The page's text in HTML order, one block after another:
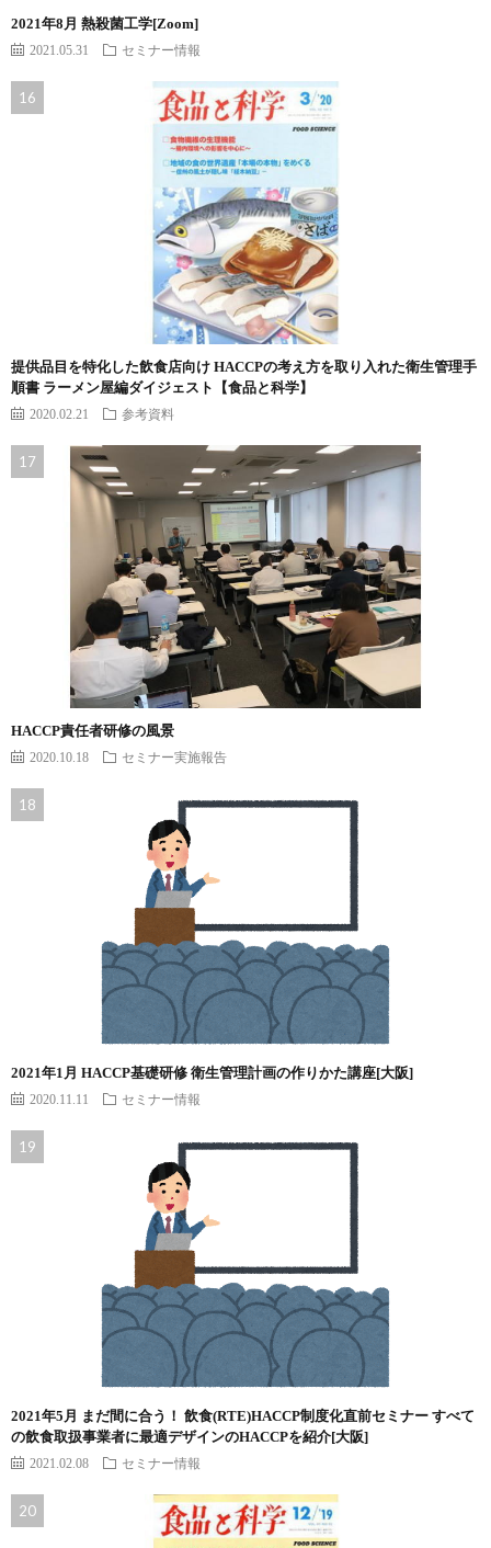
2021年8月 熱殺菌工学[Zoom]
2021.05.31 セミナー情報
提供品目を特化した飲食店向け HACCPの考え方を取り入れた衛生管理手
順書 ラーメン屋編ダイジェスト【食品と科学】
2020.02.21 参考資料
HACCP責任者研修の風景
2020.10.18 セミナー実施報告
2021年1月 HACCP基礎研修 衛生管理計画の作りかた講座[大阪]
2020.11.11 セミナー情報
2021年5月 まだ間に合う！ 飲食(RTE)HACCP制度化直前セミナー すべて
の飲食取扱事業者に最適デザインのHACCPを紹介[大阪]
2021.02.08 セミナー情報